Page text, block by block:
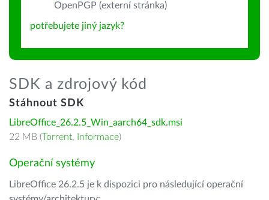
OpenPGP (externí stránka)
potřebujete jiný jazyk?
SDK a zdrojový kód
Stáhnout SDK
LibreOffice_26.2.5_Win_aarch64_sdk.msi
22 MB (Torrent, Informace)
Operační systémy
LibreOffice 26.2.5 je k dispozici pro následující operační